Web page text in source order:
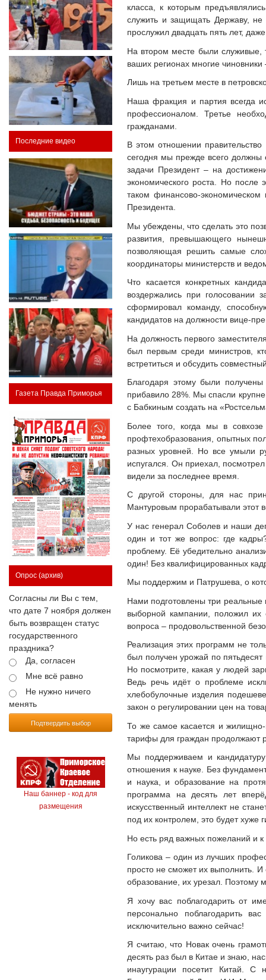
Последние видео
Газета Правда Приморья
Опрос (архив)
Согласны ли Вы с тем,
что дате 7 ноября должен
быть возвращен статус
государственного
праздника?
Да, согласен
Мне всё равно
Не нужно ничего
менять
Подтвердить выбор
Наш баннер - код для
размещения
класса, к которым
служить и защищать Державу,
прослужил двадцать пять лет,
На втором месте были служивые,
ваших регионах многие
Лишь на третьем месте в
Наша фракция и партия всегда
профессионалом. Третье
гражданами.
В этом отношении
сегодня мы прежде всего должны
задачи Президент – на
экономического роста. Но после
таком финансово-
Президента.
Мы убеждены, что сделать это
развития, превышающего
позволяющая решить самые
координаторы министерств и
Что касается конкретных
воздержались при голосовании
сформировал команду,
кандидатов на должности вице-
На должность первого
был первым среди министров,
встретиться и обсудить
Благодаря этому были
прибавило 28%. Мы спасли
с Бабкиным создать на
Более того, когда мы в
профтехобразования, опытных
разных уровней. Но все умыли
испугался. Он приехал,
видели за последнее время.
С другой стороны, для нас
Мантуровым прорабатывали этот
У нас генерал Соболев и наши
один и тот же вопрос: где
проблему. Её убедительно
один! Без квалифицированных
Мы поддержим и Патрушева, о
Нами подготовлены три реальные
выборной кампании, положил их
вопроса – продовольственной
Реализация этих программ не
был получен урожай по пятьдесят
Но посмотрите, какая у людей
Ведь речь идёт о проблеме
хлебобулочные изделия
закон о регулировании цен на
То же самое касается и
тарифы для граждан продолжают
Мы поддерживаем и
отношения к науке. Без
и наука, и образование на
программа на десять лет
искусственный интеллект не
под их контролем, это будет хуже
Но есть ряд важных пожеланий и
Голикова – один из лучших
просто не сможет их выполнить. И
образование, их урезал. Поэтому
Я хочу вас поблагодарить от
персонально поблагодарить
исключительно важно сейчас!
Я считаю, что Новак очень
десять раз был в Китае и знаю,
инаугурации посетит Китай. С